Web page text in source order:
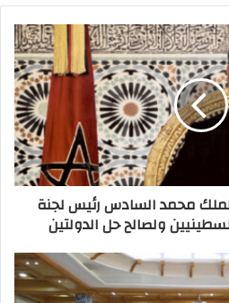
محمد السادس رئيس لجنة
ولصالح حل الدولتين